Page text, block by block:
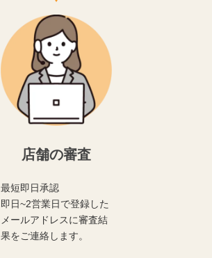
店舗の審査
最短即日承認
即日~2営業日で登録した
メールアドレスに審査結
果をご連絡します。